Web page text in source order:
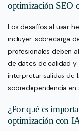
optimización SEO
Los desafíos al usar
incluyen sobrecarga
profesionales deben
de datos de calidad y
interpretar salidas de
sobredependencia en
¿Por qué es
optimización con